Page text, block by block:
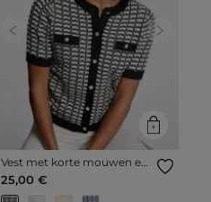
Previous Next
Vest met korte mouwen en
print zwart vrouw
25,00 €